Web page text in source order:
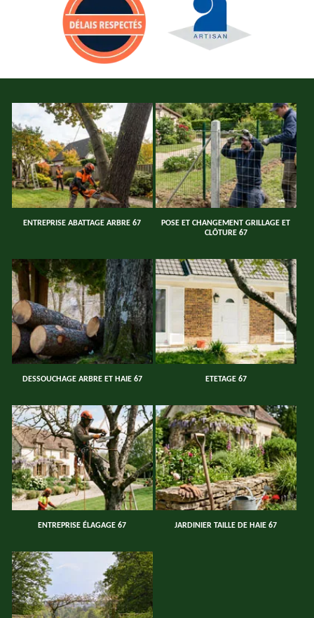
ENTREPRISE ABATTAGE ARBRE 67
POSE ET CHANGEMENT GRILLAGE ET
CLÔTURE 67
DESSOUCHAGE ARBRE ET HAIE 67 ETETAGE 67
ENTREPRISE ÉLAGAGE 67 JARDINIER TAILLE DE HAIE 67